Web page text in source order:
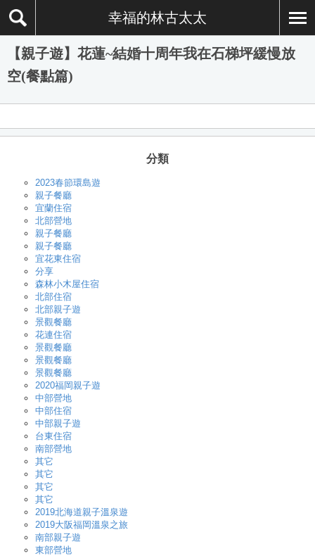
幸福的林古太太
【親子遊】花蓮~結婚十周年我在石梯坪緩慢放
空(餐點篇)
分類
2023春節環島遊
親子餐廳
宜蘭住宿
北部營地
親子餐廳
親子餐廳
宜花東住宿
分享
森林小木屋住宿
北部住宿
北部親子遊
景觀餐廳
花連住宿
景觀餐廳
景觀餐廳
景觀餐廳
2020福岡親子遊
中部營地
中部住宿
中部親子遊
台東住宿
南部營地
其它
其它
其它
其它
2019北海道親子溫泉遊
2019大阪福岡溫泉之旅
南部親子遊
東部營地